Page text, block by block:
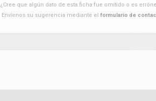
¿Cree que algún dato de esta ficha fue omitido o es
Envíenos su sugerencia mediante el formulario de